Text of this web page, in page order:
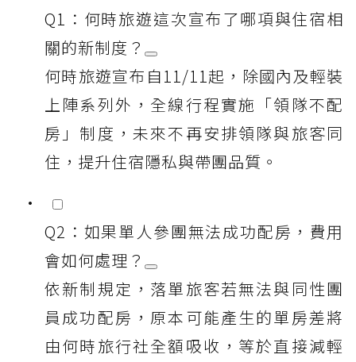
Q1：何時旅遊這次宣布了哪項與住宿相
關的新制度？
何時旅遊宣布自11/11起，除國內及輕裝
上陣系列外，全線行程實施「領隊不配
房」制度，未來不再安排領隊與旅客同
住，提升住宿隱私與帶團品質。
Q2：如果單人參團無法成功配房，費用
會如何處理？
依新制規定，落單旅客若無法與同性團
員成功配房，原本可能產生的單房差將
由何時旅行社全額吸收，等於直接減輕